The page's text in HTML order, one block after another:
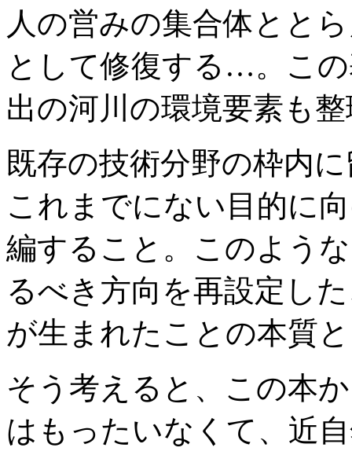
人の営みの集合体とと
として修復する…。こ
出の河川の環境要素も
既存の技術分野の枠内
これまでにない目的に
編すること。このよう
るべき方向を再設定し
が生まれたことの本質
そう考えると、この本
はもったいなくて、近